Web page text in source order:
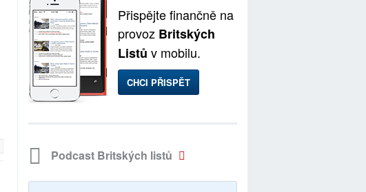
Přispějte finančně na
provoz Britských
Listů v mobilu.
CHCI PŘISPĚT
Podcast Britských listů